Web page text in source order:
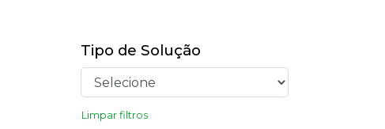
Tipo de Solução
Limpar filtros